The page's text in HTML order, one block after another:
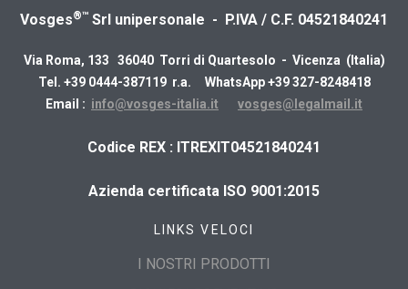
Vosges®™ Srl unipersonale - P.IVA / C.F. 04521840241
Via Roma, 133 36040 Torri di Quartesolo - Vicenza (Italia)
Tel. +39 0444-387119 r.a. WhatsApp +39 327-8248418
Email : info@vosges-italia.it vosges@legalmail.it
​Codice REX : ITREXIT04521840241
Azienda certificata ISO 9001:2015
LINKS VELOCI
I NOSTRI PRODOTTI